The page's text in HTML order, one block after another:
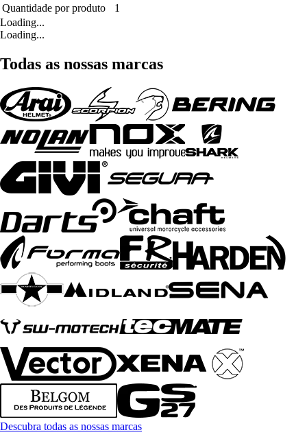
Quantidade por produto
1
Loading...
Loading...
Todas as nossas marcas
Descubra todas as nossas marcas